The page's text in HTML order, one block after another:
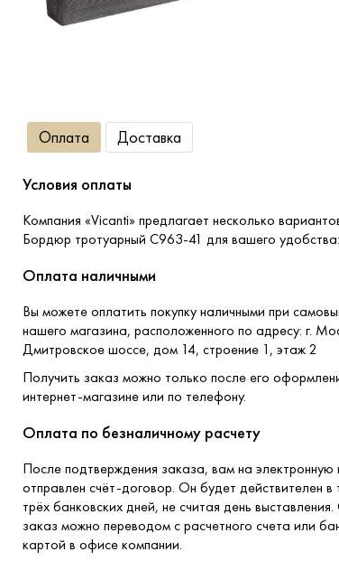
Террасная доска
Оплата Доставка
Условия оплаты
Компания «Vicanti» предлагает несколько
Бордюр тротуарный С963-41 для вашего удобства:
Оплата наличными
Вы можете оплатить покупку наличными при
нашего магазина, расположенного по адресу: г.
Дмитровское шоссе, дом 14, строение 1, этаж 2
Получить заказ можно только после его
интернет-магазине или по телефону.
Оплата по безналичному расчету
После подтверждения заказа, вам на электронную
отправлен счёт-договор. Он будет действителен в
трёх банковских дней, не считая день
заказ можно переводом с расчетного счета или
картой в офисе компании.